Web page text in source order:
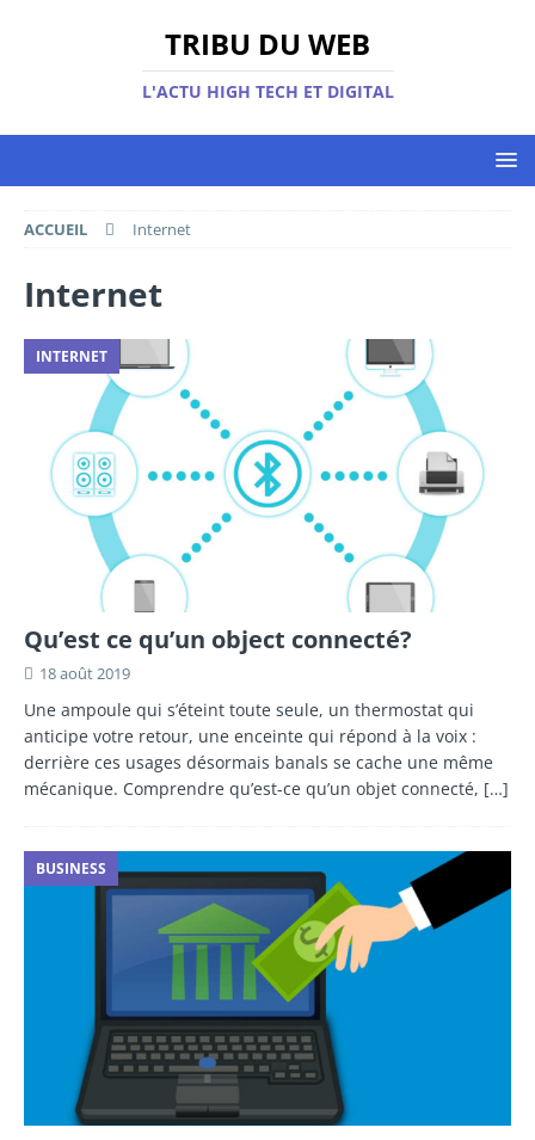
TRIBU DU WEB
L'ACTU HIGH TECH ET DIGITAL
ACCUEIL Internet
Internet
INTERNET
Qu’est ce qu’un object connecté?
18 août 2019
Une ampoule qui s’éteint toute seule, un thermostat qui
anticipe votre retour, une enceinte qui répond à la voix :
derrière ces usages désormais banals se cache une même
mécanique. Comprendre qu’est-ce qu’un objet connecté, […]
BUSINESS